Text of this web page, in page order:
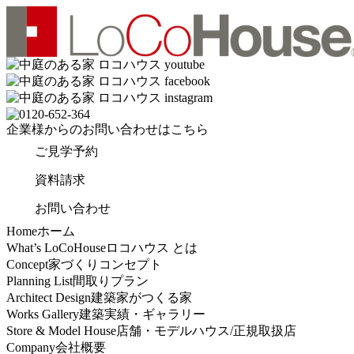
企業様からのお問い合わせはこちら
ご見学予約
資料請求
お問い合わせ
Homeホーム
What’s LoCoHouseロコハウス とは
Concept家づくりコンセプト
Planning List間取りプラン
Architect Design建築家がつくる家
Works Gallery建築実績・ギャラリー
Store & Model House店舗・モデルハウス/正規取扱店
Company会社概要